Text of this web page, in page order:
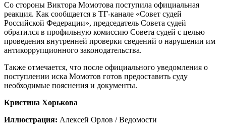
Со стороны Виктора Момотова поступила официальная
реакция. Как сообщается в ТГ-канале «Совет судей
Российской Федерации», председатель Совета судей
обратился в профильную комиссию Совета судей с целью
проведения внутренней проверки сведений о нарушении им
антикоррупционного законодательства.
Также отмечается, что после официального уведомления о
поступлении иска Момотов готов предоставить суду
необходимые пояснения и документы.
Кристина Хорькова
Иллюстрация: Алексей Орлов / Ведомости